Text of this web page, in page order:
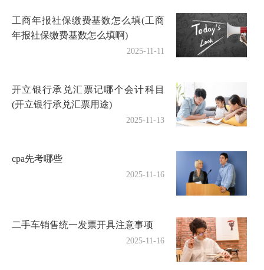
工商年报社保缴费基数怎么填(工商
年报社保缴费基数怎么填啊)
2025-11-11
开立银行承兑汇票记哪个会计科目
(开立银行承兑汇票用途)
2025-11-13
cpa先考哪些
2025-11-16
二手车销售统一发票开具注意事项
2025-11-16